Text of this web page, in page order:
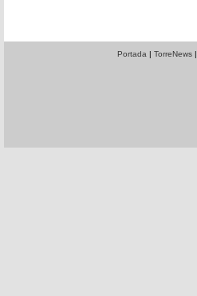
Portada | TorreNews|